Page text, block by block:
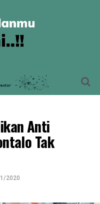
Anti
Tak
2020